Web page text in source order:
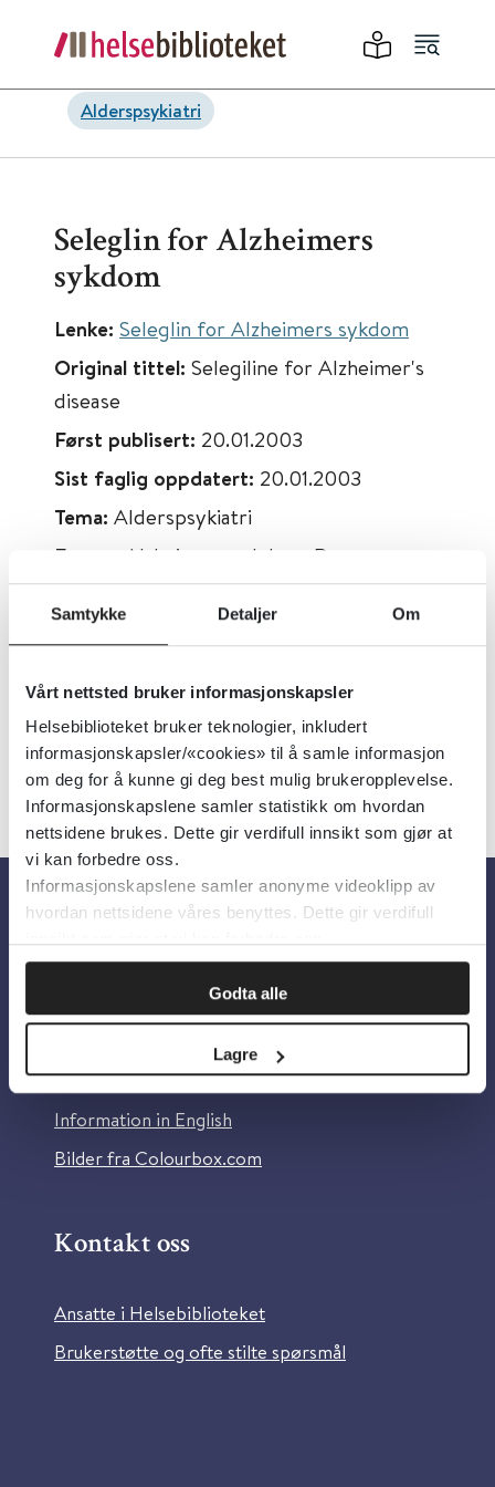
Samtykke Detaljer Om
Vårt nettsted bruker informasjonskapsler
Helsebiblioteket bruker teknologier, inkludert
informasjonskapsler/«cookies» til å samle informasjon
om deg for å kunne gi deg best mulig brukeropplevelse.
Informasjonskapslene samler statistikk om hvordan
nettsidene brukes. Dette gir verdifull innsikt som gjør at
vi kan forbedre oss.
Informasjonskapslene samler anonyme videoklipp av
hvordan nettsidene våres benyttes. Dette gir verdifull
Godta alle
Lagre
Alderspsykiatri
Seleglin for Alzheimers
sykdom
Lenke: Seleglin for Alzheimers sykdom
Original tittel: Selegiline for Alzheimer's
disease
Først publisert: 20.01.2003
Sist faglig oppdatert: 20.01.2003
Tema: Alderspsykiatri
Emner: Alzheimers sykdom, Demens
Dokumenttype:Oppsummert forskning
Utgiver: Cochrane Library
Om Helsebiblioteket
Personvern og informasjonskapsler
Tilgjengelighetserklæring
Information in English
Bilder fra Colourbox.com
Kontakt oss
Ansatte i Helsebiblioteket
Brukerstøtte og ofte stilte spørsmål